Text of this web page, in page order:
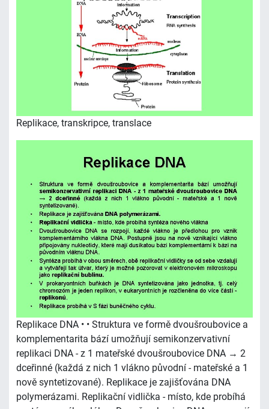
Replikace, transkripce, translace
Replikace DNA • • Struktura ve formě dvoušroubovice a
komplementarita bází umožňují semikonzervativní
replikaci DNA - z 1 mateřské dvoušroubovice DNA → 2
dceřinné (každá z nich 1 vlákno původní - mateřské a 1
nově syntetizované). Replikace je zajišťována DNA
polymerázami. Replikační vidlička - místo, kde probíhá